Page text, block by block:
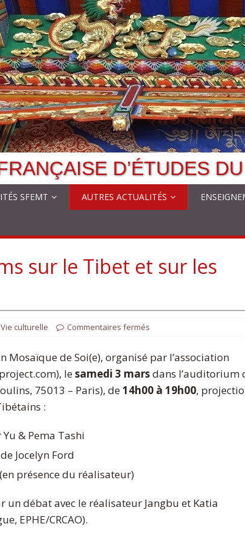
D’ÉTUDES
SFEMT AUTRES ACTUALITÉS
sur le Tibet et sur les
Vie culturelle Commentaires fermés
Mosaïque de Soi(e), organisé par l’association
lesamedi 3 marsdans l’auditorium
75013 – Paris), de14h00 à 19h00,
:
Yu & Pema Tashi
Jocelyn Ford
présence du réalisateur)
un débat avec le réalisateur Jangbu et Katia
EPHE/CRCAO).